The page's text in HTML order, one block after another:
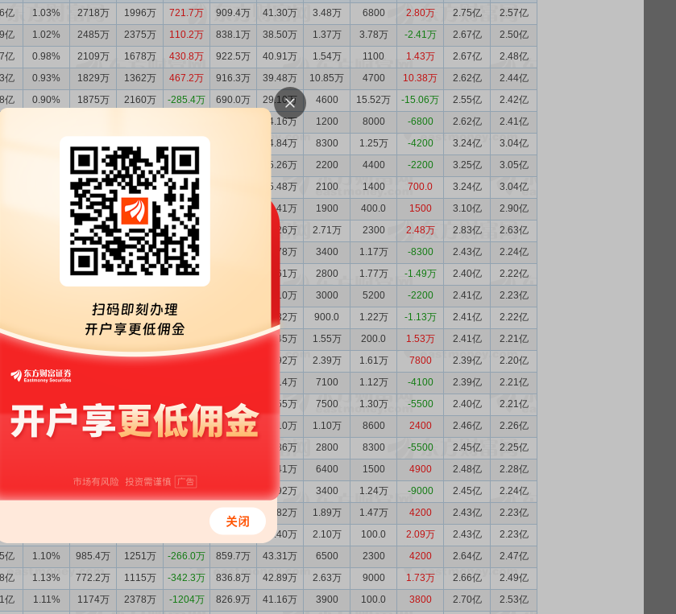
亿 1.03% 2718万 1996万 721.7万 909.4万 41.30万 3.48万 6800 2.80万 2.75亿
2.57亿
亿 1.02% 2485万 2375万 110.2万 838.1万 38.50万 1.37万 3.78万 -2.41万 2.67亿
2.50亿
亿 0.98% 2109万 1678万 430.8万 922.5万 40.91万 1.54万 1100 1.43万 2.67亿
2.48亿
亿 0.93% 1829万 1362万 467.2万 916.3万 39.48万 10.85万 4700 10.38万 2.62亿
2.44亿
亿 0.90% 1875万 2160万 -285.4万 690.0万 29.10万 4600 15.52万 -15.06万 2.55亿
2.42亿
44.16万 1200 8000 -6800 2.62亿
2.41亿
44.84万 8300 1.25万 -4200 3.24亿
3.04亿
982.9万 865.2万 117.6万 45.26万 2200 4400 -2200 3.25亿
3.05亿
2512万 1149万 1363万 45.48万 2100 1400 700.0 3.24亿
3.04亿
3971万 1266万 2705万 45.41万 1900 400.0 1500 3.10亿
2.90亿
5197万 1231万 3966万 45.26万 2.71万 2300 2.48万 2.83亿
2.63亿
1876万 1677万 199.7万 42.78万 3400 1.17万 -8300 2.43亿
2.24亿
809.0万 907.0万 -97.99万 43.61万 2800 1.77万 -1.49万 2.40亿
2.22亿
45.10万 3000 5200 -2200 2.41亿
2.23亿
991.3万 940.2万 51.05万 45.32万 900.0 1.22万 -1.13万 2.41亿
2.22亿
亿 0.92% 912.3万 761.6万 150.7万 997.7万 46.45万 1.55万 200.0 1.53万 2.41亿
2.21亿
1518万 1547万 -28.99万 44.92万 2.39万 1.61万 7800 2.39亿
2.20亿
0.96% 44.14万 7100 1.12万 -4100 2.39亿
2.21亿
亿 0.92% 742.4万 1328万 -585.4万 949.4万 44.55万 7500 1.30万 -5500 2.40亿
2.21亿
亿 0.94% 1457万 1368万 89.23万 964.2万 45.10万 1.10万 8600 2400 2.46亿
2.26亿
44.86万 2800 8300 -5500 2.45亿
2.25亿
45.41万 6400 1500 4900 2.48亿
2.28亿
143.0万 44.92万 3400 1.24万 -9000 2.45亿
2.24亿
1024万 45.82万 1.89万 1.47万 4200 2.43亿
2.23亿
991.5万 45.40万 2.10万 100.0 2.09万 2.43亿
2.23亿
亿 1.10% 985.4万 1251万 -266.0万 859.7万 43.31万 6500 2300 4200 2.64亿
2.47亿
亿 1.13% 772.2万 1115万 -342.3万 836.8万 42.89万 2.63万 9000 1.73万 2.66亿
2.49亿
亿 1.11% 1174万 2378万 -1204万 826.9万 41.16万 3900 100.0 3800 2.70亿
2.53亿